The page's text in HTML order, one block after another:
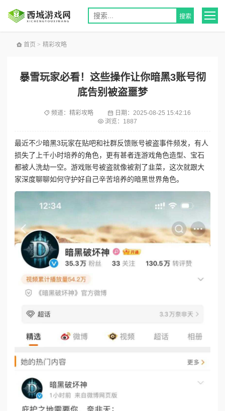
首页 > 精彩攻略
暴雪玩家必看！这些操作让你暗黑3账号彻
底告别被盗噩梦
频道： 精彩攻略 日期： 2025-08-25 15:42:16
浏览：1887
最近不少暗黑3玩家在贴吧和社群反馈账号被盗事件频发，有人
损失了上千小时培养的角色，更有甚者连游戏角色造型、宝石
都被人洗劫一空。游戏账号被盗就像被割了韭菜，这次就跟大
家深度聊聊如何守护好自己辛苦培养的暗黑世界角色。